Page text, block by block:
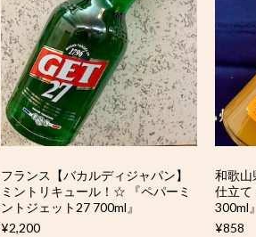
フランス【バカルディジャパン】
ミントリキュール！☆ 『ペパーミ
ントジェット27 700ml』
¥2,200
和歌
仕立て
300ml』
¥858